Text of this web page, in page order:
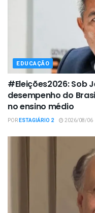
EDUCAÇÃO
#Eleições2026: Sob
desempenho do
no ensino médio
PORESTAGIÁRIO 2 2026/08/06